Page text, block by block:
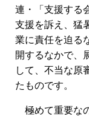
連・「支援する
支援を訴え、猛
業に責任を迫る
開するなかで、
して、不当な原
たものです。
極めて重要な